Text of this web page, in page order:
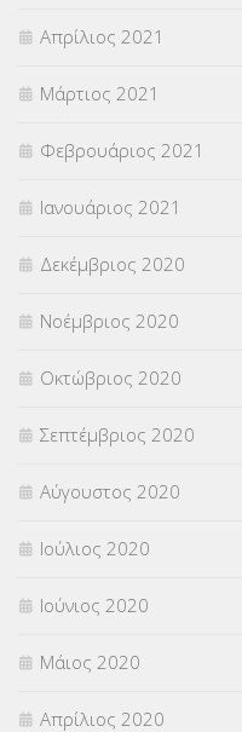
Απρίλιος 2021
Μάρτιος 2021
Φεβρουάριος 2021
Ιανουάριος 2021
Δεκέμβριος 2020
Νοέμβριος 2020
Οκτώβριος 2020
Σεπτέμβριος 2020
Αύγουστος 2020
Ιούλιος 2020
Ιούνιος 2020
Μάιος 2020
Απρίλιος 2020